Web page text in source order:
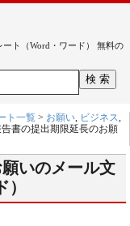
ト（Word・ワード） 無料の
ト一覧 > お願い, ビジネス,
書の提出期限延長のお願
いのメール文